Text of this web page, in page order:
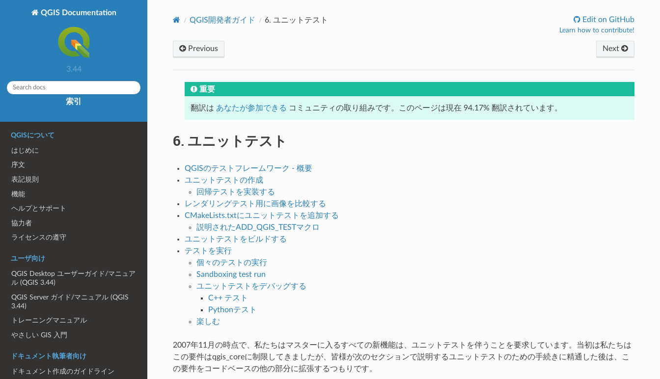
QGIS Documentation
3.44
索引
QGISについて
はじめに
序文
表記規則
機能
ヘルプとサポート
協力者
ライセンスの遵守
ユーザ向け
QGIS Desktop ユーザーガイド/マニュア
ル (QGIS 3.44)
QGIS Server ガイド/マニュアル (QGIS
3.44)
トレーニングマニュアル
やさしい GIS 入門
ドキュメント執筆者向け
ドキュメント作成のガイドライン
QGIS開発者ガイド 6. ユニットテスト Edit on GitHub
Learn how to contribute!
Previous Next
重要
翻訳は あなたが参加できる コミュニティの取り組みです。このページは現在 94.17% 翻訳されています。
6. ユニットテスト
QGISのテストフレームワーク - 概要
ユニットテストの作成
回帰テストを実装する
レンダリングテスト用に画像を比較する
CMakeLists.txtにユニットテストを追加する
説明されたADD_QGIS_TESTマクロ
ユニットテストをビルドする
テストを実行
個々のテストの実行
Sandboxing test run
ユニットテストをデバッグする
C++ テスト
Pythonテスト
楽しむ
2007年11月の時点で、私たちはマスターに入るすべての新機能は、ユニットテストを伴うことを要求しています。当初は私たちは
この要件はqgis_coreに制限してきましたが、皆様が次のセクションで説明するユニットテストのための手続きに精通した後は、こ
の要件をコードベースの他の部分に拡張するつもりです。